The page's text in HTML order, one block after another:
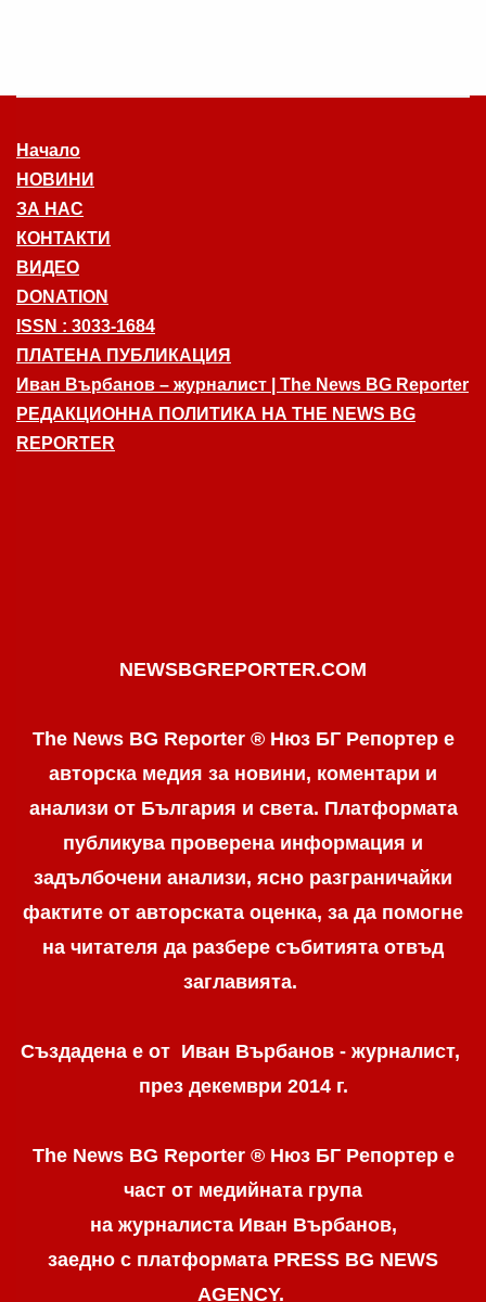
Начало
НОВИНИ
ЗА НАС
КОНТАКТИ
ВИДЕО
DONATION
ISSN : 3033-1684
ПЛАТЕНА ПУБЛИКАЦИЯ
Иван Върбанов – журналист | The News BG Reporter
РЕДАКЦИОННА ПОЛИТИКА НА THE NEWS BG
REPORTER
NEWSBGREPORTER.COM
The News BG Reporter ® Нюз БГ Репортер е
авторска медия за новини, коментари и
анализи от България и света. Платформата
публикува проверена информация и
задълбочени анализи, ясно разграничaйки
фактите от авторската оценка, за да помогне
на читателя да разбере събитията отвъд
заглавията.
Създадена е от Иван Върбанов - журналист,
през декември 2014 г.
The News BG Reporter ® Нюз БГ Репортере
част от медийната група
на журналиста Иван Върбанов,
заедно с платформата PRESS BG NEWS
AGENCY.